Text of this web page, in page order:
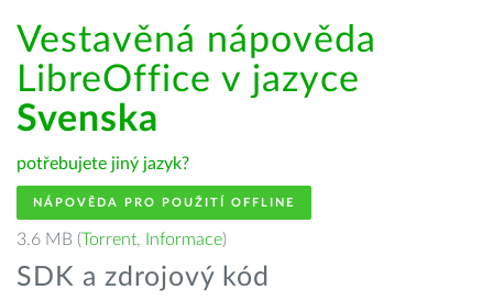
Vestavěná nápověda
LibreOffice v jazyce
Svenska
potřebujete jiný jazyk?
NÁPOVĚDA PRO POUŽITÍ OFFLINE
3.6 MB (Torrent, Informace)
SDK a zdrojový kód